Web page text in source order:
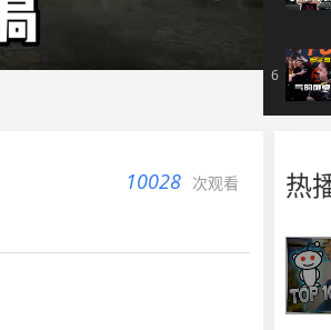
6
10028 次观看 热